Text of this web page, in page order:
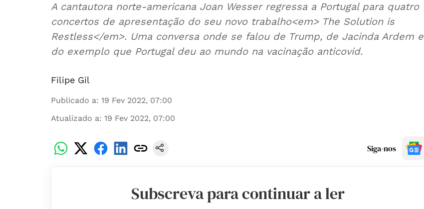
A cantautora norte-americana Joan Wesser regressa a Portugal para quatro
concertos de apresentação do seu novo trabalho<em> The Solution is
Restless</em>. Uma conversa onde se falou de Trump, de Jacinda Ardem e
do exemplo que Portugal deu ao mundo na vacinação anticovid.
Filipe Gil
Publicado a: 19 Fev 2022, 07:00
Atualizado a: 19 Fev 2022, 07:00
Siga-nos
Subscreva para continuar a ler